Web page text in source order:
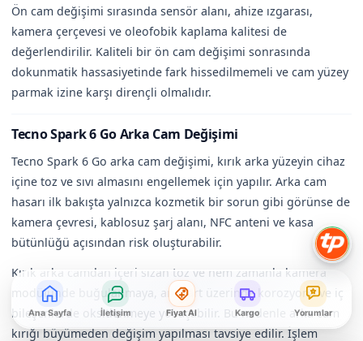
Ön cam değişimi sırasında sensör alanı, ahize ızgarası,
kamera çerçevesi ve oleofobik kaplama kalitesi de
değerlendirilir. Kaliteli bir ön cam değişimi sonrasında
dokunmatik hassasiyetinde fark hissedilmemeli ve cam yüzey
parmak izine karşı dirençli olmalıdır.
Tecno Spark 6 Go Arka Cam Değişimi
Tecno Spark 6 Go arka cam değişimi, kırık arka yüzeyin cihaz
içine toz ve sıvı almasını engellemek için yapılır. Arka cam
hasarı ilk bakışta yalnızca kozmetik bir sorun gibi görünse de
kamera çevresi, kablosuz şarj alanı, NFC anteni ve kasa
bütünlüğü açısından risk oluşturabilir.
Kırık arka camdan içeri sızan toz ve nem zamanla kamera
modülünde buğulanmaya, anakart üzerinde korozyona ve iç
bileşenlerde oksitlenmeye yol açabilir. Bu nedenle arka cam
kırığı büyümeden değişim yapılması tavsiye edilir. İşlem
Ana Sayfa İletişim Fiyat Al Kargo Yorumlar